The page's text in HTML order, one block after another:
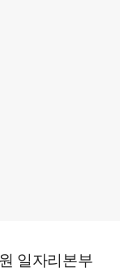
일자리본부